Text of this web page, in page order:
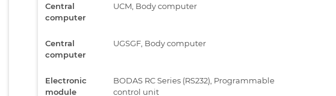
Central
computer
UCM, Body computer
Central
computer
UGSGF, Body computer
Electronic
module
BODAS RC Series (RS232), Programmable
control unit